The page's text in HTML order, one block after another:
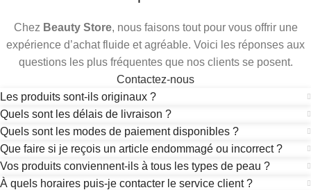
Chez Beauty Store, nous faisons tout pour vous offrir une
expérience d’achat fluide et agréable. Voici les réponses aux
questions les plus fréquentes que nos clients se posent.
Contactez-nous
Les produits sont-ils originaux ?
Quels sont les délais de livraison ?
Quels sont les modes de paiement disponibles ?
Que faire si je reçois un article endommagé ou incorrect ?
Vos produits conviennent-ils à tous les types de peau ?
À quels horaires puis-je contacter le service client ?